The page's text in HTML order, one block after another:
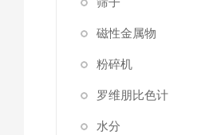
磁性金属物
粉碎机
罗维朋比色计
水分